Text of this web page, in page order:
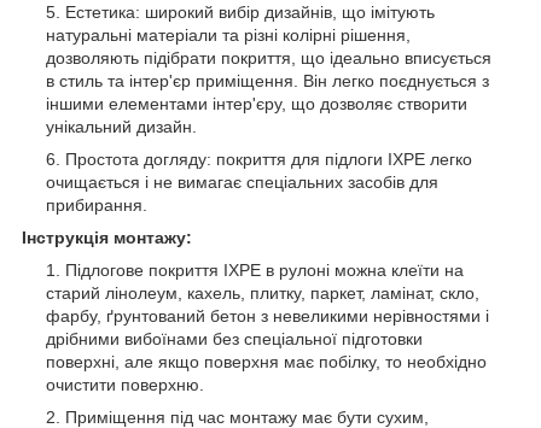
Естетика: широкий вибір дизайнів, що імітують
натуральні матеріали та різні колірні рішення,
дозволяють підібрати покриття, що ідеально вписується
в стиль та інтер'єр приміщення. Він легко поєднується з
іншими елементами інтер'єру, що дозволяє створити
унікальний дизайн.
Простота догляду: покриття для підлоги IXPE легко
очищається і не вимагає спеціальних засобів для
прибирання.
Інструкція монтажу:
Підлогове покриття IXPE в рулоні можна клеїти на
старий лінолеум, кахель, плитку, паркет, ламінат, скло,
фарбу, ґрунтований бетон з невеликими нерівностями і
дрібними вибоїнами без спеціальної підготовки
поверхні, але якщо поверхня має побілку, то необхідно
очистити поверхню.
Приміщення під час монтажу має бути сухим,